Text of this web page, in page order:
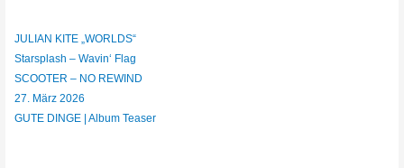
JULIAN KITE „WORLDS“
Starsplash – Wavin‘ Flag
SCOOTER – NO REWIND
27. März 2026
GUTE DINGE | Album Teaser